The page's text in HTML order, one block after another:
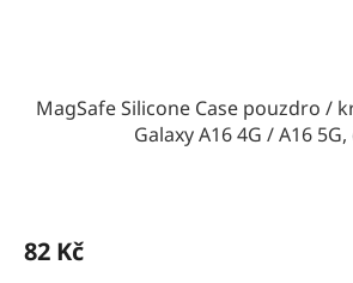
MagSafe Silicone Case pouzdro /
Galaxy A16 4G / A16
82 Kč